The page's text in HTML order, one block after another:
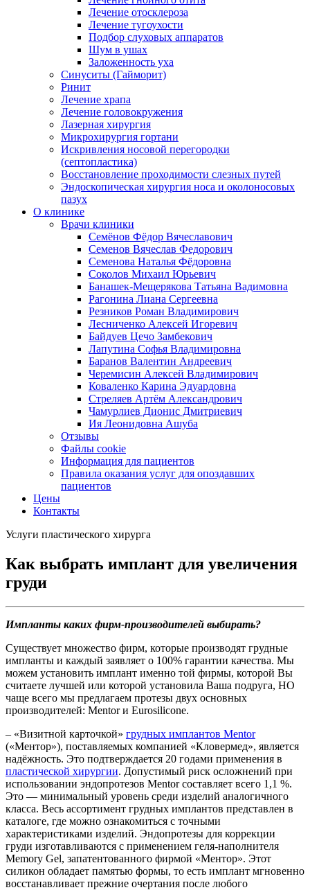
Лечение отосклероза
Лечение тугоухости
Подбор слуховых аппаратов
Шум в ушах
Заложенность уха
Синуситы (Гайморит)
Ринит
Лечение храпа
Лечение головокружения
Лазерная хирургия
Микрохирургия гортани
Искривления носовой перегородки
(септопластика)
Восстановление проходимости слезных путей
Эндоскопическая хирургия носа и околоносовых
пазух
О клинике
Врачи клиники
Семёнов Фёдор Вячеславович
Семенов Вячеслав Федорович
Семенова Наталья Фёдоровна
Соколов Михаил Юрьевич
Банашек-Мещерякова Татьяна Вадимовна
Рагонина Лиана Сергеевна
Резников Роман Владимирович
Лесниченко Алексей Игоревич
Байдуев Цечо Замбекович
Лапутина Софья Владимировна
Баранов Валентин Андреевич
Черемисин Алексей Владимирович
Коваленко Карина Эдуардовна
Стреляев Артём Александрович
Чамурлиев Дионис Дмитриевич
Ия Леонидовна Ашуба
Отзывы
Файлы cookie
Информация для пациентов
Правила оказания услуг для опоздавших
пациентов
Цены
Контакты
Услуги пластического хирурга
Как выбрать имплант для увеличения
груди
Импланты каких фирм-производителей выбирать?
Существует множество фирм, которые производят грудные
импланты и каждый заявляет о 100% гарантии качества. Мы
можем установить имплант именно той фирмы, которой Вы
считаете лучшей или которой установила Ваша подруга, НО
чаще всего мы предлагаем протезы двух основных
производителей: Mentor и Eurosilicone.
– «Визитной карточкой» грудных имплантов Mentor
(«Ментор»), поставляемых компанией «Кловермед», является
надёжность. Это подтверждается 20 годами применения в
пластической хирургии. Допустимый риск осложнений при
использовании эндопротезов Mentor составляет всего 1,1 %.
Это — минимальный уровень среди изделий аналогичного
класса. Весь ассортимент грудных имплантов представлен в
каталоге, где можно ознакомиться с точными
характеристиками изделий. Эндопротезы для коррекции
груди изготавливаются с применением геля-наполнителя
Memory Gel, запатентованного фирмой «Ментор». Этот
силикон обладает памятью формы, то есть имплант мгновенно
восстанавливает прежние очертания после любого